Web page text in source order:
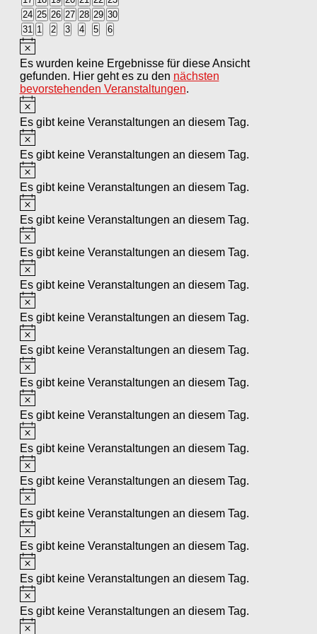
Veranstaltungen
Veranstaltungen
Veranstaltungen
Veranstaltungen
Veranstaltungen
Veranstaltungen
Veranstaltungen
0
Veranstaltungen
24 0
Veranstaltungen
25 0
Veranstaltungen
26 0
Veranstaltungen
27 0
Veranstaltungen
28 0
Veranstaltungen
29 0
Veranstaltungen
30
0
Veranstaltungen
31 0
Veranstaltungen
1
0
Veranstaltungen
2
0
Veranstaltungen
3
0
Veranstaltungen
4
0
Veranstaltungen
5
0
Veranstaltungen
6
Hinweis
Es wurden keine Ergebnisse für diese Ansicht
gefunden. Hier geht es zu den nächsten
bevorstehenden Veranstaltungen.
Hinweis
Es gibt keine Veranstaltungen an diesem Tag.
Hinweis
Es gibt keine Veranstaltungen an diesem Tag.
Hinweis
Es gibt keine Veranstaltungen an diesem Tag.
Hinweis
Es gibt keine Veranstaltungen an diesem Tag.
Hinweis
Es gibt keine Veranstaltungen an diesem Tag.
Hinweis
Es gibt keine Veranstaltungen an diesem Tag.
Hinweis
Es gibt keine Veranstaltungen an diesem Tag.
Hinweis
Es gibt keine Veranstaltungen an diesem Tag.
Hinweis
Es gibt keine Veranstaltungen an diesem Tag.
Hinweis
Es gibt keine Veranstaltungen an diesem Tag.
Hinweis
Es gibt keine Veranstaltungen an diesem Tag.
Hinweis
Es gibt keine Veranstaltungen an diesem Tag.
Hinweis
Es gibt keine Veranstaltungen an diesem Tag.
Hinweis
Es gibt keine Veranstaltungen an diesem Tag.
Hinweis
Es gibt keine Veranstaltungen an diesem Tag.
Hinweis
Es gibt keine Veranstaltungen an diesem Tag.
Hinweis